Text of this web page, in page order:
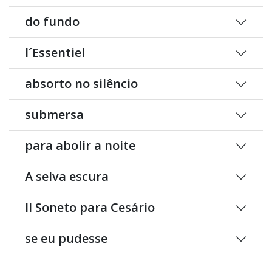
do fundo
l´Essentiel
absorto no silêncio
submersa
para abolir a noite
A selva escura
II Soneto para Cesário
se eu pudesse